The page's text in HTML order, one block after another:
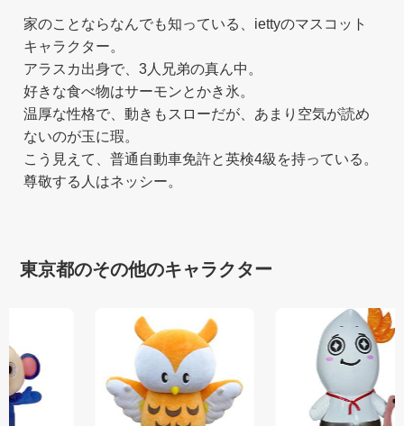
家のことならなんでも知っている、iettyのマスコット
キャラクター。
アラスカ出身で、3人兄弟の真ん中。
好きな食べ物はサーモンとかき氷。
温厚な性格で、動きもスローだが、あまり空気が読め
ないのが玉に瑕。
こう見えて、普通自動車免許と英検4級を持っている。
尊敬する人はネッシー。
東京都のその他のキャラクター